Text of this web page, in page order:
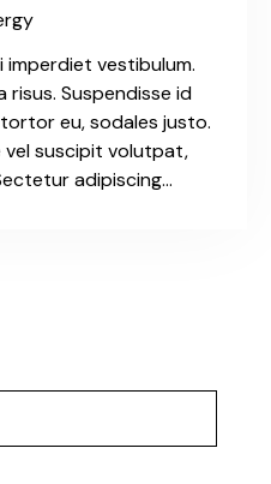
imperdiet vestibulum.
risus. Suspendisse id
eu, sodales justo.
suscipit volutpat,
adipiscing…